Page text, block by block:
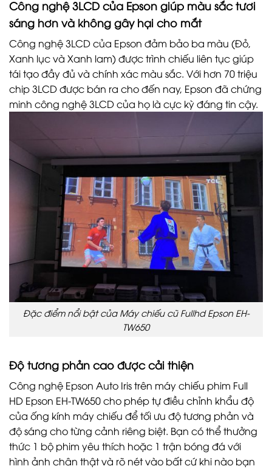
Công nghệ 3LCD của Epson giúp màu sắc tươi
sáng hơn và không gây hại cho mắt
Công nghệ 3LCD của Epson đảm bảo ba màu (Đỏ,
Xanh lục và Xanh lam) được trình chiếu liên tục giúp
tái tạo đầy đủ và chính xác màu sắc. Với hơn 70 triệu
chip 3LCD được bán ra cho đến nay, Epson đã chứng
minh công nghệ 3LCD của họ là cực kỳ đáng tin cậy.
Đặc điểm nổi bật của Máy chiếu cũ Fullhd Epson EH-
TW650
Độ tương phản cao được cải thiện
Công nghệ Epson Auto Iris trên máy chiếu phim Full
HD Epson EH-TW650 cho phép tự điều chỉnh khẩu độ
của ống kính máy chiếu để tối ưu độ tương phản và
độ sáng cho từng cảnh riêng biệt. Bạn có thể thưởng
thức 1 bộ phim yêu thích hoặc 1 trận bóng đá với
hình ảnh chân thật và rõ nét vào bất cứ khi nào bạn